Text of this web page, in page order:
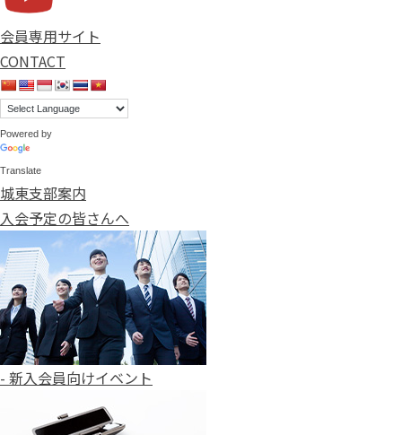
会員専用サイト
CONTACT
Powered by
Translate
城東支部案内
入会予定の皆さんへ
- 新入会員向けイベント